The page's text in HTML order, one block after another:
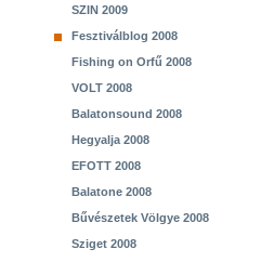
SZIN 2009
Fesztiválblog 2008
Fishing on Orfű 2008
VOLT 2008
Balatonsound 2008
Hegyalja 2008
EFOTT 2008
Balatone 2008
Bűvészetek Völgye 2008
Sziget 2008